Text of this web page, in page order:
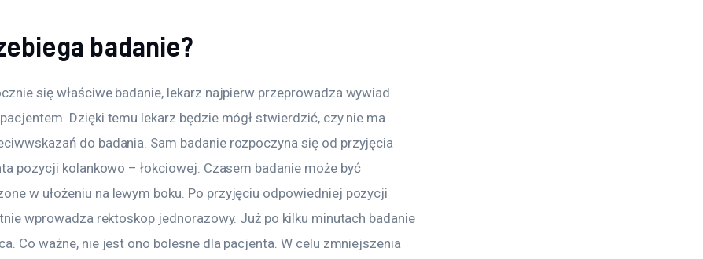
badanie?
się właściwe badanie, lekarz najpierw przeprowadza wywiad
Dzięki temu lekarz będzie mógł stwierdzić, czy nie ma
do badania. Sam badanie rozpoczyna się od przyjęcia
pozycji kolankowo – łokciowej. Czasem badanie może być
w ułożeniu na lewym boku. Po przyjęciu odpowiedniej pozycji
wprowadza rektoskop jednorazowy. Już po kilku minutach badanie
Co ważne, nie jest ono bolesne dla pacjenta. W celu zmniejszenia